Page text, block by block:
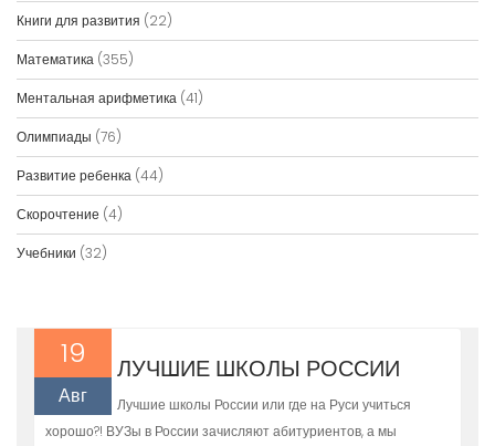
Книги для развития (22)
Математика (355)
Ментальная арифметика (41)
Олимпиады (76)
Развитие ребенка (44)
Скорочтение (4)
Учебники (32)
19
Авг
ЛУЧШИЕ ШКОЛЫ РОССИИ
Лучшие школы России или где на Руси учиться
хорошо?! ВУЗы в России зачисляют абитуриентов, а мы